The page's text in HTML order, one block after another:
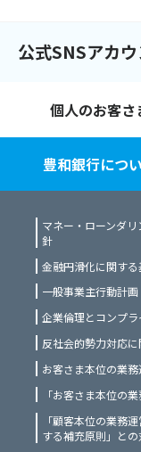
公式SNSアカ
個人のお客さ
豊和銀行につ
マネー・ローンダ
針
金融円滑化に関す
一般事業主行動計画
企業倫理とコンプ
反社会的勢力対応
お客さま本位の業
「お客さま本位の
「顧客本位の業務
する補充原則」と